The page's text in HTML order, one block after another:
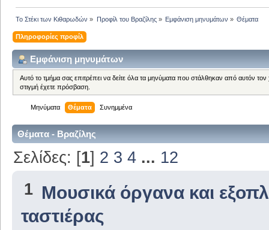
Το Στέκι των Κιθαρωδών » Προφίλ του Βραζίλης» Εμφάνιση μηνυμάτων » Θέματα
Πληροφορίες προφίλ
Εμφάνιση μηνυμάτων
Αυτό το τμήμα σας επιτρέπει να δείτε όλα τα μηνύματα που στάλθηκαν από αυτόν
στιγμή έχετε πρόσβαση.
Μηνύματα Θέματα Συνημμένα
Θέματα - Βραζίλης
Σελίδες: [1] 2 3 4 ... 12
1 Μουσικά όργανα και
ταστιέρας